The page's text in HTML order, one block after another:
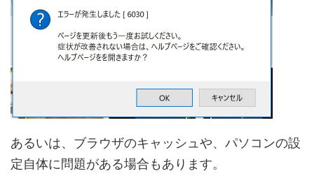
あるいは、ブラウザのキャッシュや、パソコンの設
定自体に問題がある場合もあります。